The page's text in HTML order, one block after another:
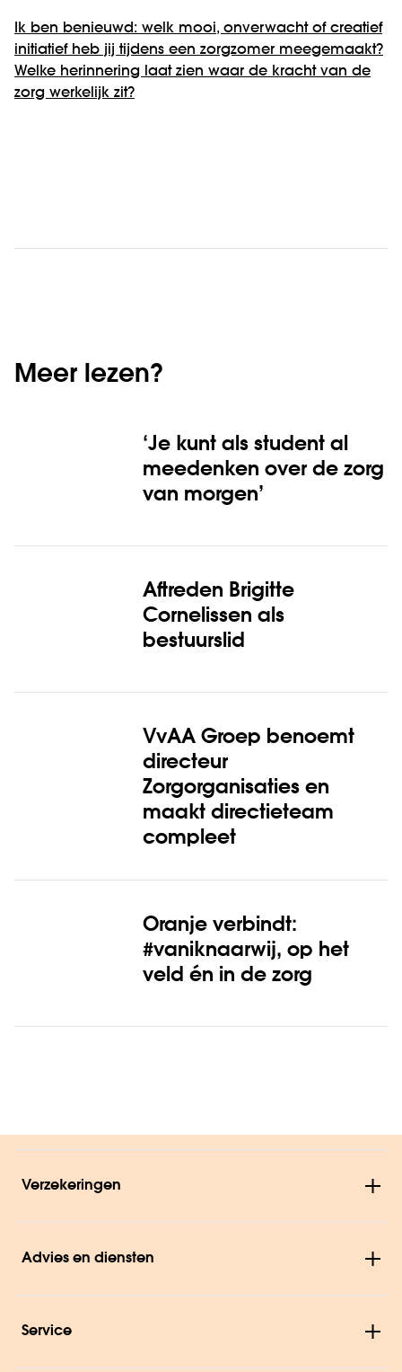
Ik ben benieuwd: welk mooi, onverwacht of creatief
initiatief heb jij tijdens een zorgzomer meegemaakt?
Welke herinnering laat zien waar de kracht van de
zorg werkelijk zit?
Meer lezen?
‘Je kunt als student al
meedenken over de zorg
van morgen’
Aftreden Brigitte
Cornelissen als
bestuurslid
VvAA Groep benoemt
directeur
Zorgorganisaties en
maakt directieteam
compleet
Oranje verbindt:
#vaniknaarwij, op het
veld én in de zorg
Verzekeringen
Advies en diensten
Service